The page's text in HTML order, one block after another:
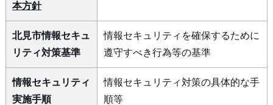
本方針
北見市情報セキュ
リティ対策基準
情報セキュリティを確保するために
遵守すべき行為等の基準
情報セキュリティ
実施手順
情報セキュリティ対策の具体的な手
順等